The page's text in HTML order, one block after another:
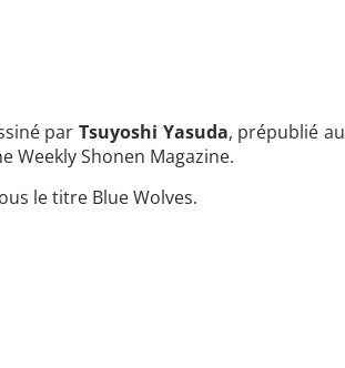
par Tsuyoshi Yasuda, prépublié au
Weekly Shonen Magazine.
le titre Blue Wolves.